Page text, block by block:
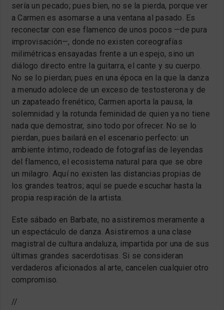
sería un pecado; pues bien, no se la pierda, porque ver
a Carmen es asomarse a una ventana al pasado. Es
reconectar con ese flamenco de unos pocos —de pura
improvisación—, donde no existen coreografías
milimétricas ensayadas frente a un espejo, sino un
diálogo directo entre la guitarra, el cante y su cuerpo.
No se lo pierdan; pues en una época en la que la danza
a menudo adolece de un exceso de testosterona y de
un zapateado frenético, Carmen aporta la pausa, la
solemnidad y la rotunda feminidad de quien ya no tiene
nada que demostrar, sino todo por ofrecer. No se lo
pierdan, pues bailará en el escenario perfecto: un
ambiente íntimo, rodeado de fotografías de leyendas
del flamenco, el ecosistema natural para que se obre
un milagro. Aquí no existen las distancias propias de
los grandes teatros; aquí se puede escuchar hasta la
propia respiración de la artista.
Este sábado en Barbate, no asistiremos meramente a
un espectáculo de danza. Asistiremos a una clase
magistral de cultura andaluza, impartida por una de sus
últimas grandes sacerdotisas. Si se consideran
verdaderos aficionados al arte, cancelen cualquier otro
compromiso.
//